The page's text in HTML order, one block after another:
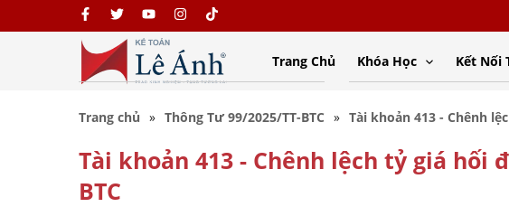
Trang Chủ Khóa Học Kết Nối
Trang chủ Thông Tư 99/2025/TT-BTC Tài khoản 413 - Chênh
Tài khoản 413 - Chênh lệch tỷ giá hối
BTC